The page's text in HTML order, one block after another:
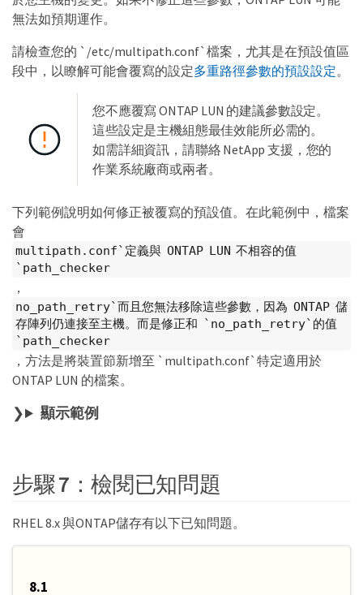
無法如預期運作。
請檢查您的 `/etc/multipath.conf`檔案，尤其是在預設值區
段中，以瞭解可能會覆寫的設定多重路徑參數的預設設定。
您不應覆寫 ONTAP LUN 的建議參數設定。
這些設定是主機組態最佳效能所必需的。
如需詳細資訊，請聯絡 NetApp 支援，您的
作業系統廠商或兩者。
下列範例說明如何修正被覆寫的預設值。在此範例中，檔案
會
multipath.conf`定義與 ONTAP LUN 不相容的值
`path_checker
，
no_path_retry`而且您無法移除這些參數，因為 ONTAP 儲
存陣列仍連接至主機。而是修正和 `no_path_retry`的值
`path_checker
，方法是將裝置節新增至 `multipath.conf`特定適用於
ONTAP LUN 的檔案。
顯示範例
步驟 7：檢閱已知問題
RHEL 8.x 與ONTAP儲存有以下已知問題。
8.1